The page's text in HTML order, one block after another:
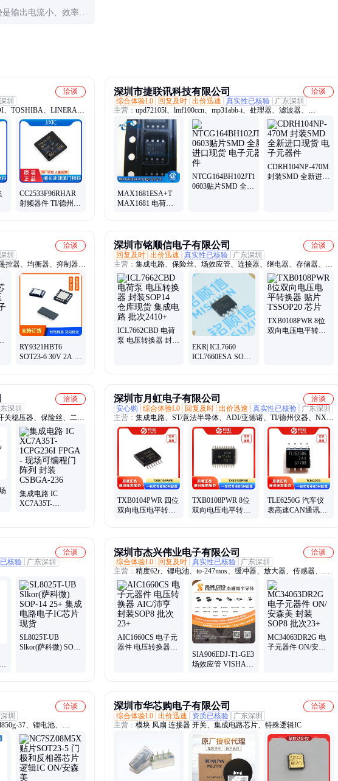
输出电流小、效率略
洽谈
圳
、TOSHIBA、LINERA、
二极管
CC2533F96RHAR
射频器件 TI/德州
深圳市捷联讯科技有限公司
洽谈
综合体验L0
回复及时 出价迅速 真实性已核验
广东深圳
主营： upd72105l、lmf100ccn、mp31abb-i、处理器、滤波器、
td87c51fa、fdg1024nz、ih5020cpa、ua710hmqb、tcm3105nl、
rop101134、op15aj883、udk2559bt、lk1608r18m、lk1608r18k、
lk2125r15k、hk10057n5j、lk16085r6m、hk1608r18j、lk21253r3k、
lk1608r56k、lk16081r8k、hk10052n2s、hk1005r27j、lk16081r5k
MAX1681ESA+T
MAX1681 电荷泵
NTCG164BH102JT1
0603贴片SMD 全新
CDRH104NP-470M
封装SMD 全新进口
洽谈
圳
控器、均衡器、抑制器、
、sgm8417-1、
、ndp7824kc、
、ndp6802xx、
RY9321HBT6
SOT23-6 30V 2A 电
深圳市铭顺信电子有限公司
洽谈
回复及时 出价迅速 真实性已核验
广东深圳
主营： 集成电路、保险丝、场效应管、连接器、继电器、存储器、传
感器、光电耦合器、模数转换器、8位微控制器、固态继电器、定向
耦合器、运算放大器、加速度传感器、板对板连接器、步进电机驱动
芯片、红外遥控接收头、内存芯片
ICL7662CBD 电荷
泵 电压转换器 封装
EKR| ICL7660
ICL7660ESA SOP8
TXB0108PWR 8位
双向电压电平转换
洽谈
深圳
关稳压器、保险丝、二极
集成电路 IC
XC7A35T-
深圳市月虹电子有限公司
洽谈
安心购
综合体验L0 回复及时 出价迅速 真实性已核验
广东深圳
主营： 集成电路、ST/意法半导体、ADI/亚德诺、TI/德州仪器、NXP/
恩智浦、ON/安森美
TXB0104PWR 四位
双向电压电平转换
TXB0108PWR 8位
双向电压电平转换
TLE6250G 汽车仪
表高速CAN通讯易
洽谈
核验
广东深圳
SL8025T-UB
Slkor(萨科微) SOP-
深圳市杰兴伟业电子有限公司
洽谈
综合体验L0
回复及时 真实性已核验
广东深圳
主营： 精度62r、锂电池、to-247mos、缓冲器、放大器、传感器、解
码器、计数器、稳压器、控制器、tl064cpwr、microchip、纳芯威、
lm393dr2g、dip存储、直插led、lm339dr2g、英集芯、74hc595d8、英
飞凌、欧姆龙、华强北、整流管、JSM杰盛微
AIC1660CS 电子元
器件 电压转换器
SIA906EDJ-T1-GE3
场效应管 VISHAY
MC34063DR2G 电
子元器件 ON/安森
洽谈
圳
37、锂电池、
、nce60p04y、
、nce01p13k、
、irf840pbf、
、74hc123pw
深圳市华芯购电子有限公司
洽谈
综合体验L0 出价迅速 资质已核验
广东深圳
主营：
模块 风扇 连接器 开关、集成电路芯片、特殊逻辑IC